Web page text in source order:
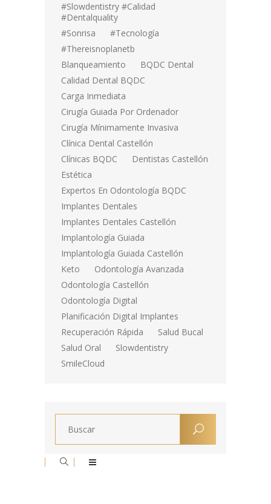
#Slowdentistry #calidad
#dentalquality
#sonrisa
#tecnología
#thereisnoplanetb
Blanqueamiento
BQDC Dental
Calidad Dental BQDC
Carga Inmediata
Cirugía Guiada Por Ordenador
Cirugía Mínimamente Invasiva
Clínica Dental Castellón
Clínicas BQDC
Dentistas Castellón
Estética
Expertos En Odontología BQDC
Implantes Dentales
Implantes Dentales Castellón
Implantología Guiada
Implantología Guiada Castellón
Keto
Odontología Avanzada
Odontología Castellón
Odontología Digital
Planificación Digital Implantes
Recuperación Rápida
Salud Bucal
Salud Oral
Slowdentistry
SmileCloud